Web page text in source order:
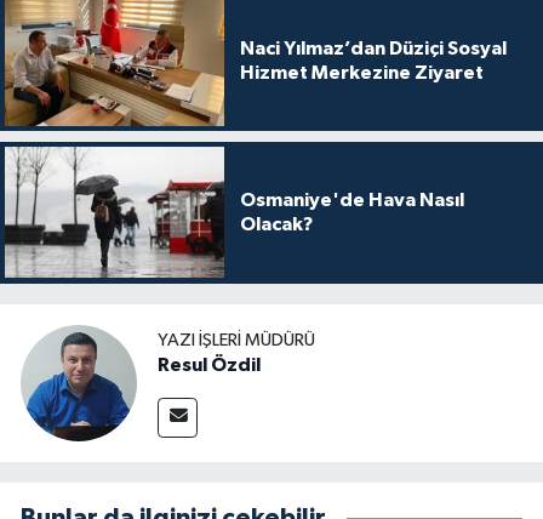
Naci Yılmaz’dan Düziçi Sosyal
Hizmet Merkezine Ziyaret
Osmaniye'de Hava Nasıl
Olacak?
YAZI İŞLERI MÜDÜRÜ
Resul Özdil